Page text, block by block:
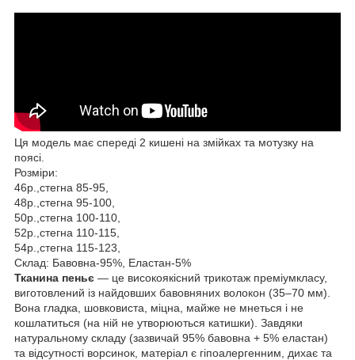
Ця модель має спереді 2 кишені на змійках та мотузку на
поясі.
Розміри:
46р.,стегна 85-95,
48р.,стегна 95-100,
50р.,стегна 100-110,
52р.,стегна 110-115,
54р.,стегна 115-123,
Склад: Бавовна-95%, Еластан-5%
Тканина пеньє — це високоякісний трикотаж преміумкласу,
виготовлений із найдовших бавовняних волокон (35–70 мм).
Вона гладка, шовковиста, міцна, майже не мнеться і не
кошлатиться (на ній не утворюються катишки). Завдяки
натуральному складу (зазвичай 95% бавовна + 5% еластан)
та відсутності ворсинок, матеріал є гіпоалергенним, дихає та